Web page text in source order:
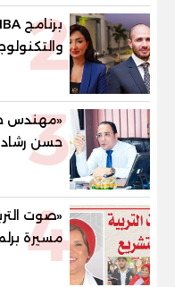
والنور
2
وقيادات
3
«مهندس
حسن رشاد
"خارطة
4
«صوت
مسيرة
القوانين